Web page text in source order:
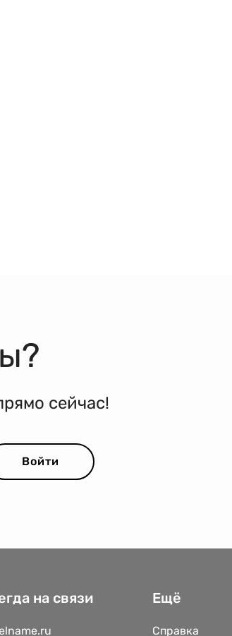
сейчас!
Войти
на связи Ещё
Справка